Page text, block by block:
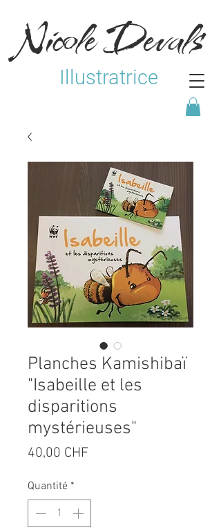
Nicole Devals
Illustratrice
Planches Kamishibaï
"Isabeille et les
disparitions
mystérieuses"
40,00 CHF
Quantité *